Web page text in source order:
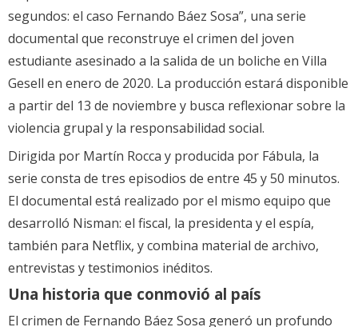
segundos: el caso Fernando Báez Sosa”, una serie
documental que reconstruye el crimen del joven
estudiante asesinado a la salida de un boliche en Villa
Gesell en enero de 2020. La producción estará disponible
a partir del 13 de noviembre y busca reflexionar sobre la
violencia grupal y la responsabilidad social.
Dirigida por Martín Rocca y producida por Fábula, la
serie consta de tres episodios de entre 45 y 50 minutos.
El documental está realizado por el mismo equipo que
desarrolló Nisman: el fiscal, la presidenta y el espía,
también para Netflix, y combina material de archivo,
entrevistas y testimonios inéditos.
Una historia que conmovió al país
El crimen de Fernando Báez Sosa generó un profundo